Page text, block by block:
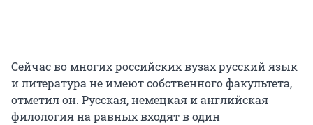
Сейчас во многих российских вузах русский язык
и литература не имеют собственного факультета,
отметил он. Русская, немецкая и английская
филология на равных входят в один